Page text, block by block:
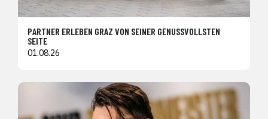
PARTNER ERLEBEN GRAZ VON SEINER GENUSSVOLLSTEN
SEITE
01.08.26